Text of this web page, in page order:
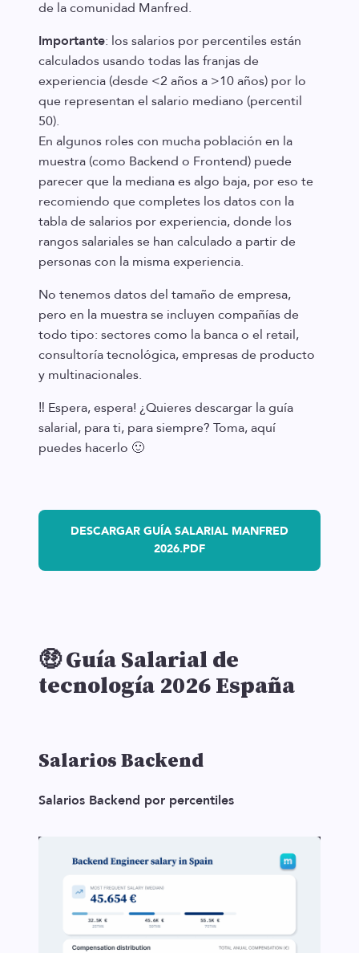
de la comunidad Manfred.
Importante: los salarios por percentiles están
calculados usando todas las franjas de
experiencia (desde <2 años a >10 años) por lo
que representan el salario mediano (percentil
50).
En algunos roles con mucha población en la
muestra (como Backend o Frontend) puede
parecer que la mediana es algo baja, por eso te
recomiendo que completes los datos con la
tabla de salarios por experiencia, donde los
rangos salariales se han calculado a partir de
personas con la misma experiencia.
No tenemos datos del tamaño de empresa,
pero en la muestra se incluyen compañías de
todo tipo: sectores como la banca o el retail,
consultoría tecnológica, empresas de producto
y multinacionales.
‼️ Espera, espera! ¿Quieres descargar la guía
salarial, para ti, para siempre? Toma, aquí
puedes hacerlo 🙂
DESCARGAR GUÍA SALARIAL MANFRED
2026.PDF
🤑 Guía Salarial de
tecnología 2026 España
Salarios Backend
Salarios Backend por percentiles